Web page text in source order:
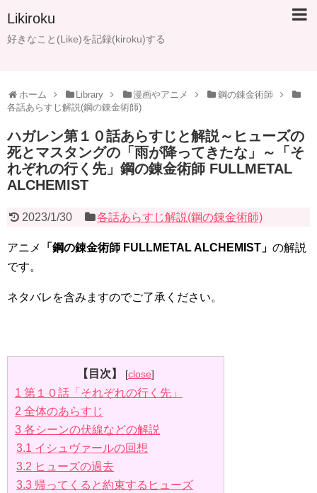
Likiroku
好きなこと(Like)を記録(kiroku)する
ホーム Library 漫画やアニメ
鋼の錬金術師
各話あらすじ解説(鋼の錬金術師)
ハガレン第１０話あらすじと解説～ヒューズの
死とマスタングの「雨が降ってきたな」～「そ
れぞれの行く先」鋼の錬金術師 FULLMETAL
ALCHEMIST
2023/1/30 各話あらすじ解説(鋼の錬金術師)
アニメ 「鋼の錬金術師 FULLMETAL ALCHEMIST」 の解説
です。
ネタバレを含みますのでご了承ください。
【目次】 [close]
1 第１０話「それぞれの行く先」
2 全体のあらすじ
3 各シーンの伏線などの解説
3.1 イシュヴァールの回想
3.2 ヒューズの過去
3.3 帰ってくると約束するヒューズ